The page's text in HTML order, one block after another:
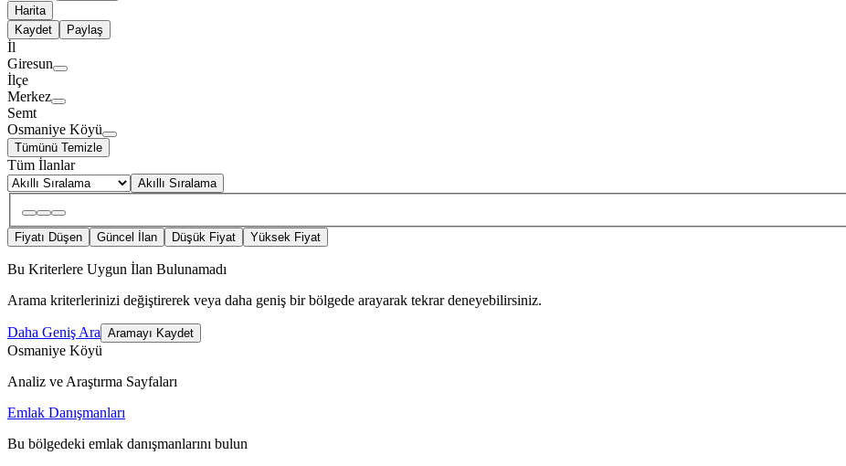
Harita
Kaydet
Paylaş
İl
Giresun
İlçe
Merkez
Semt
Osmaniye Köyü
Tümünü Temizle
Tüm İlanlar
Akıllı Sıralama
Fiyatı Düşen Güncel İlan Düşük Fiyat Yüksek Fiyat
Bu Kriterlere Uygun İlan Bulunamadı
Arama kriterlerinizi değiştirerek veya daha geniş bir bölgede arayarak tekrar deneyebilirsiniz.
Daha Geniş Ara Aramayı Kaydet
Osmaniye Köyü
Analiz ve Araştırma Sayfaları
Emlak Danışmanları
Bu bölgedeki emlak danışmanlarını bulun